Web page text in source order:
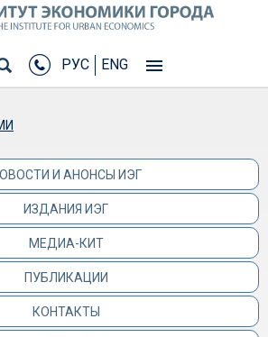
РУС ENG
И АНОНСЫ ИЭГ
ИЗДАНИЯ ИЭГ
МЕДИА-КИТ
ПУБЛИКАЦИИ
КОНТАКТЫ